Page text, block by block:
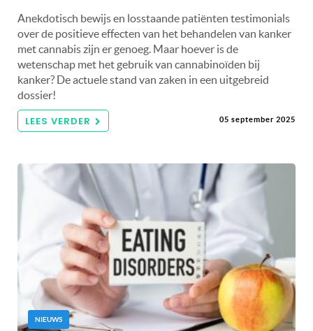
Anekdotisch bewijs en losstaande patiënten testimonials
over de positieve effecten van het behandelen van kanker
met cannabis zijn er genoeg. Maar hoever is de
wetenschap met het gebruik van cannabinoïden bij
kanker? De actuele stand van zaken in een uitgebreid
dossier!
LEES VERDER 05 september 2025
NIEUWS